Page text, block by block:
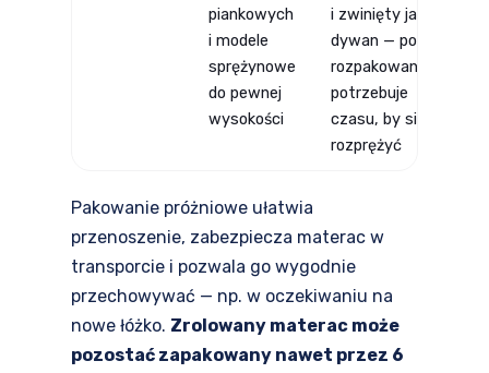
piankowych
i modele
sprężynowe
do pewnej
wysokości
i zwinięty jak
dywan — po
rozpakowaniu
potrzebuje
czasu, by się
rozprężyć
Pakowanie próżniowe ułatwia
przenoszenie, zabezpiecza materac w
transporcie i pozwala go wygodnie
przechowywać — np. w oczekiwaniu na
nowe łóżko. Zrolowany materac może
pozostać zapakowany nawet przez 6